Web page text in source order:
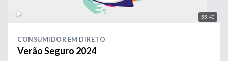
55:40
CONSUMIDOR EM DIRETO
Verão Seguro 2024